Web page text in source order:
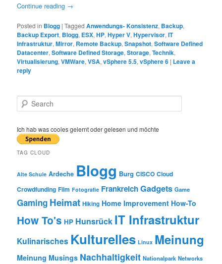
Continue reading →
Posted in Blogg |Tagged Anwendungs- Konsistenz, Backup,
Backup Export, Blogg, ESX,HP,Hyper V,Hypervisor,IT
Infrastruktur,Mirror, Remote Backup,Snapshot,Software Defined
Datacenter,Software Defined Storage,Storage,Technik,
Virtualisierung,VMWare,VSA,vSphere 5.5,vSphere 6 | Leave a
reply
e
r
c
Ich hab was cooles gelernt oder gelesen und möchte
TAG CLOUD
Alte Schule Ardeche Blogg Burg CISCO Cloud
Crowdfunding Film Fotografie FrankreichGadgets Game
Gaming Heimat Hiking Home Improvement How-To
How To's HP Hunsrück IT Infrastruktur
Kulinarisches Kulturelles Linux Meinung
Meinung Musings Nachhaltigkeit Nationalpark Networks